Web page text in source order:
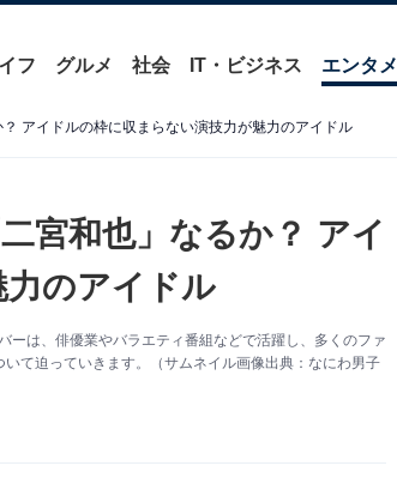
フ グルメ 社会 IT・ビジネス エンタメ
アイドルの枠に収まらない演技力が魅力のアイドル
宮和也」なるか？ アイ
力のアイドル
ーは、俳優業やバラエティ番組などで活躍し、多くのファ
て迫っていきます。（サムネイル画像出典：なにわ男子